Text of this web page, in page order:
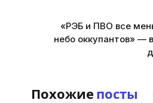
«РЭБ и ПВО все
небо оккупантов» —
Похожие посты